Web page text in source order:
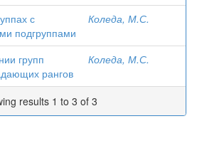
с
подгруппами
Коледа, М.С.
групп
рангов
Коледа, М.С.
results 1 to 3 of 3